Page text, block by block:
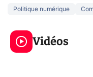
Politique numérique
Vidéos
3 écrans en
319€ ? Voici
CQ32G4ZA !